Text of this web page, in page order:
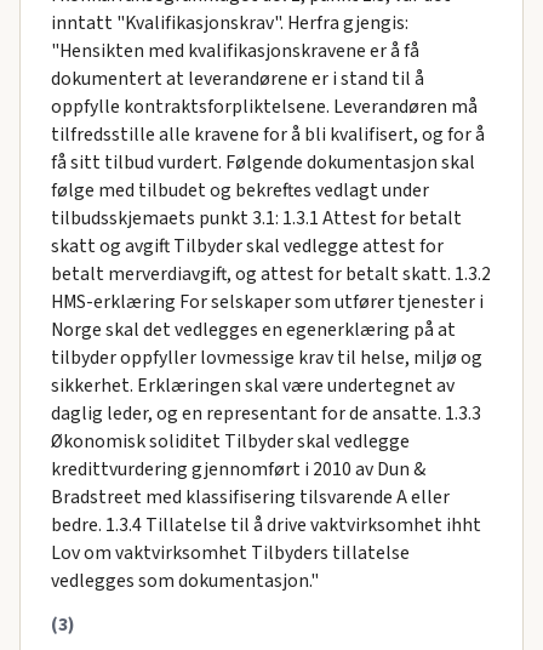
inntatt "Kvalifikasjonskrav". Herfra gjengis:
"Hensikten med kvalifikasjonskravene er å få
dokumentert at leverandørene er i stand til å
oppfylle kontraktsforpliktelsene. Leverandøren må
tilfredsstille alle kravene for å bli kvalifisert, og for å
få sitt tilbud vurdert. Følgende dokumentasjon skal
følge med tilbudet og bekreftes vedlagt under
tilbudsskjemaets punkt 3.1: 1.3.1 Attest for betalt
skatt og avgift Tilbyder skal vedlegge attest for
betalt merverdiavgift, og attest for betalt skatt. 1.3.2
HMS-erklæring For selskaper som utfører tjenester i
Norge skal det vedlegges en egenerklæring på at
tilbyder oppfyller lovmessige krav til helse, miljø og
sikkerhet. Erklæringen skal være undertegnet av
daglig leder, og en representant for de ansatte. 1.3.3
Økonomisk soliditet Tilbyder skal vedlegge
kredittvurdering gjennomført i 2010 av Dun &
Bradstreet med klassifisering tilsvarende A eller
bedre. 1.3.4 Tillatelse til å drive vaktvirksomhet ihht
Lov om vaktvirksomhet Tilbyders tillatelse
vedlegges som dokumentasjon."
(3)